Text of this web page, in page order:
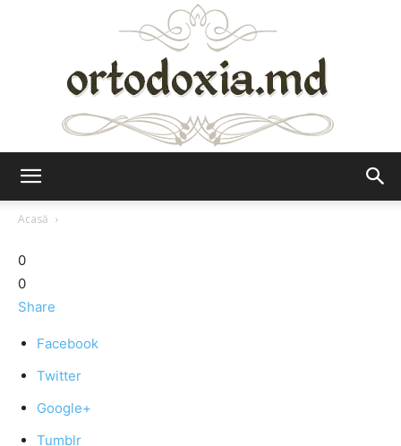
Acasă
0
0
Share
Facebook
Twitter
Google+
Tumblr